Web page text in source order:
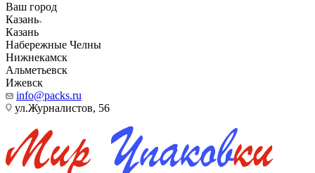
Ваш город
Казань
Казань
Набережные Челны
Нижнекамск
Альметьевск
Ижевск
info@packs.ru
ул.Журналистов, 56